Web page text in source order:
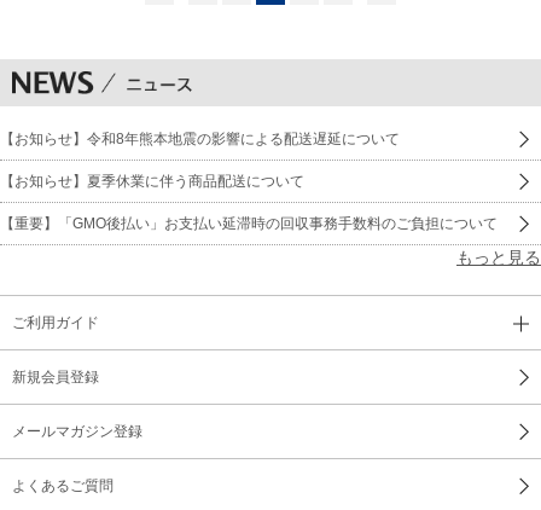
【お知らせ】令和8年熊本地震の影響による配送遅延について
【お知らせ】夏季休業に伴う商品配送について
【重要】「GMO後払い」お支払い延滞時の回収事務手数料のご負担について
もっと見る
ご利用ガイド
新規会員登録
メールマガジン登録
よくあるご質問